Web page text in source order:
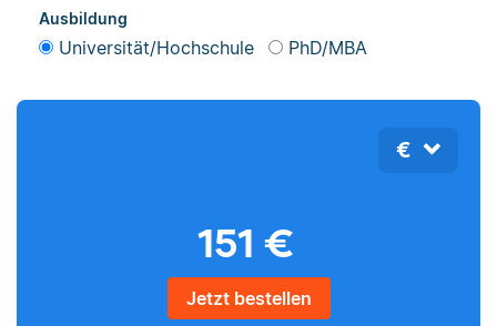
Ausbildung
Universität/Hochschule PhD/MBA
€
151 €
Jetzt bestellen